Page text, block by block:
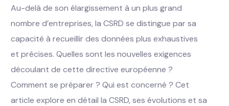
Au-delà de son élargissement à un plus grand
nombre d’entreprises, la CSRD se distingue par sa
capacité à recueillir des données plus exhaustives
et précises. Quelles sont les nouvelles exigences
découlant de cette directive européenne ?
Comment se préparer ? Qui est concerné ? Cet
article explore en détail la CSRD, ses évolutions et sa